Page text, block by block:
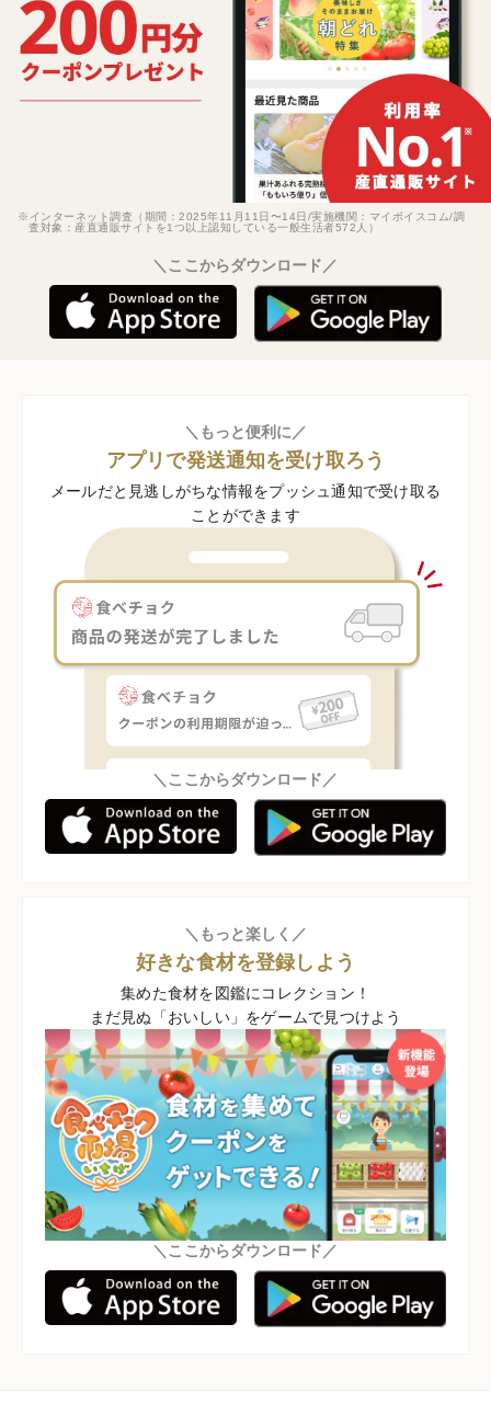
※インターネット調査（期間：2025年11月11日〜14日/実施機関：マイボイスコム/調
査対象：産直通販サイトを1つ以上認知している一般生活者572人）
＼ここからダウンロード／
＼もっと便利に／
アプリで発送通知を受け取ろう
メールだと見逃しがちな情報をプッシュ通知で受け取る
ことができます
＼ここからダウンロード／
＼もっと楽しく／
好きな食材を登録しよう
集めた食材を図鑑にコレクション！
まだ見ぬ「おいしい」をゲームで見つけよう
＼ここからダウンロード／